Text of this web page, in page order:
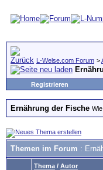
L-Welse.com Forum >
Registrieren
Ernährung der Fische
Themen im Forum :
Thema / Autor